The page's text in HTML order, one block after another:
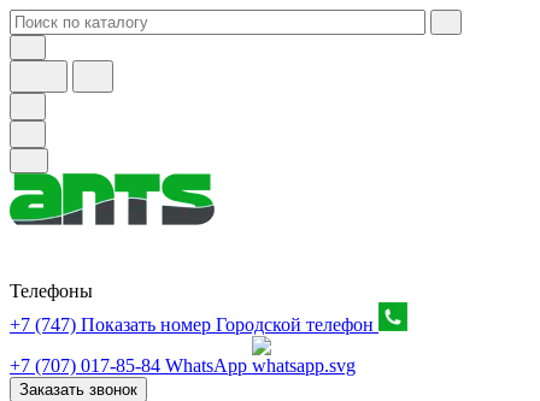
Телефоны
+7 (747) Показать номер Городской телефон
+7 (707) 017-85-84 WhatsApp
Заказать звонок